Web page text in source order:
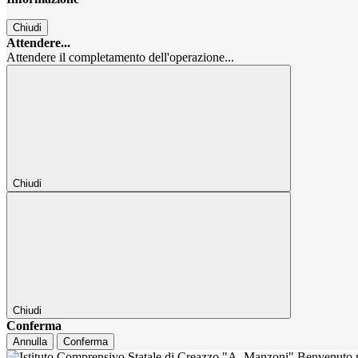
Chiudi
Attendere...
Attendere il completamento dell'operazione...
Chiudi
Chiudi
Conferma
Annulla Conferma